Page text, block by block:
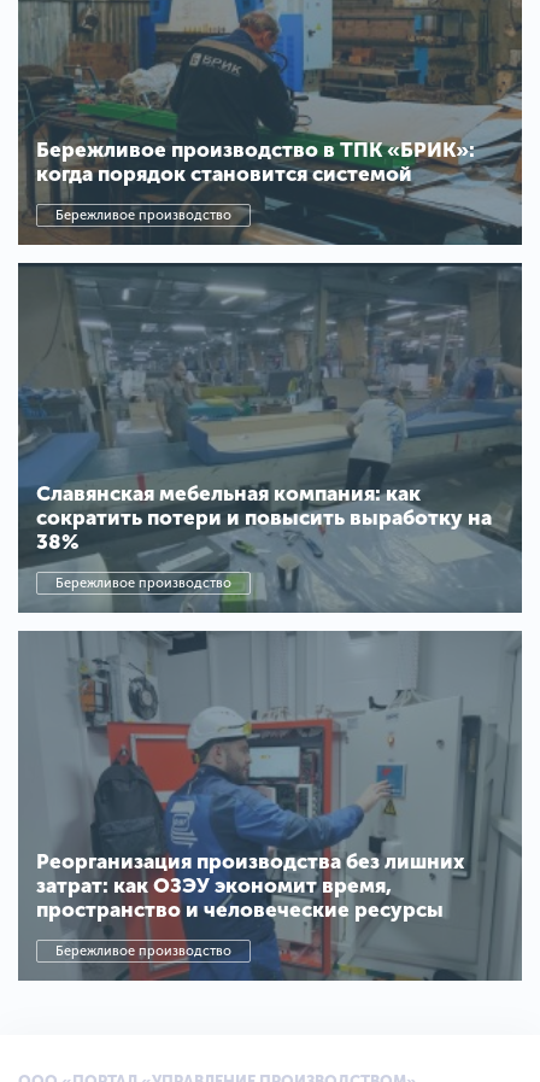
Бережливое производство в ТПК «БРИК»:
когда порядок становится системой
Бережливое производство
Славянская мебельная компания: как
сократить потери и повысить выработку на
38%
Бережливое производство
Реорганизация производства без лишних
затрат: как ОЗЭУ экономит время,
пространство и человеческие ресурсы
Бережливое производство